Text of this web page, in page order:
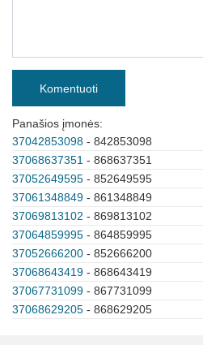
Komentuoti
Panašios įmonės:
37042853098 - 842853098
37068637351 - 868637351
37052649595 - 852649595
37061348849 - 861348849
37069813102 - 869813102
37064859995 - 864859995
37052666200 - 852666200
37068643419 - 868643419
37067731099 - 867731099
37068629205 - 868629205